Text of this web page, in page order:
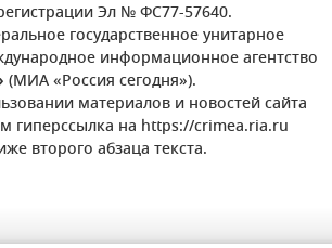
Эл № ФС77-57640.
государственное унитарное
информационное агентство
(МИА «Россия сегодня»).
материалов и новостей сайта
гиперссылка на https://crimea.ria.ru
второго абзаца текста.